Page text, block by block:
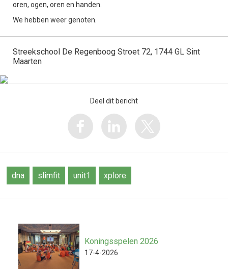
oren, ogen, oren en handen.
We hebben weer genoten.
Streekschool De Regenboog Stroet 72, 1744 GL Sint
Maarten
Deel dit bericht
dna slimfit unit1 xplore
Koningsspelen 2026
17-4-2026